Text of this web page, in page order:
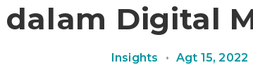
dalam Digital
Insights • Agt 15, 2022